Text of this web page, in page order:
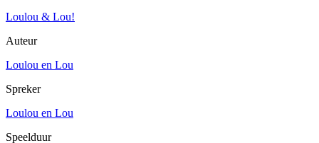
Loulou & Lou!
Auteur
Loulou en Lou
Spreker
Loulou en Lou
Speelduur